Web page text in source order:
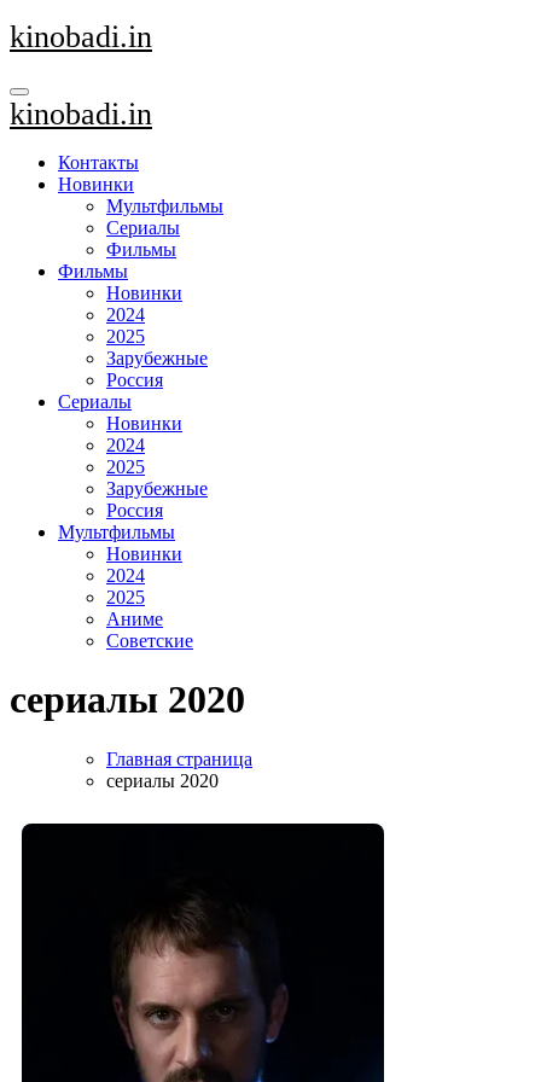
Перейти
к
kinobadi.in
kinobadi.in
Контакты
Новинки
Мультфильмы
Сериалы
Фильмы
Фильмы
Новинки
2024
2025
Зарубежные
Россия
Сериалы
Новинки
2024
2025
Зарубежные
Россия
Мультфильмы
Новинки
2024
2025
Аниме
Советские
сериалы 2020
Главная страница
сериалы 2020